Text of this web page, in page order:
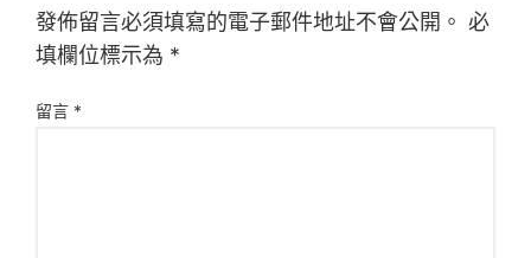
發佈留言必須填寫的電子郵件地址不會公開。 必
填欄位標示為 *
留言 *